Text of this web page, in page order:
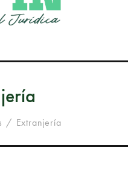
Extranjería